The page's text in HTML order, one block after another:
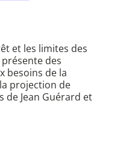
et les limites des
des
besoins de la
projection de
de Jean Guérard et